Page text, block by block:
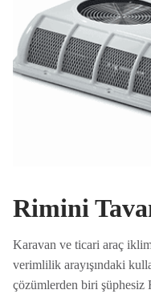
Rimini
Karavan ve ticari araç
verimlilik arayışındaki
çözümlerden biri şüphesiz